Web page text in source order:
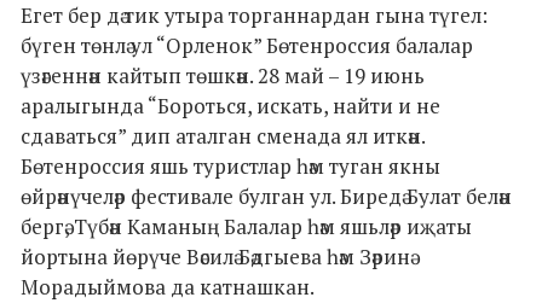
Егет бер дә тик утыра торганнардан гына түгел:
бүген төнлә ул “Орленок” Бөтенроссия балалар
үзәгеннән кайтып төшкән. 28 май – 19 июнь
аралыгында “Бороться, искать, найти и не
сдаваться” дип аталган сменада ял иткән.
Бөтенроссия яшь туристлар һәм туган якны
өйрәнүчеләр фестивале булган ул. Биредә Булат белән
бергә, Түбән Каманың Балалар һәм яшьләр иҗаты
йортына йөрүче Вәсилә Бәдгыева һәм Зәринә
Морадыймова да катнашкан.